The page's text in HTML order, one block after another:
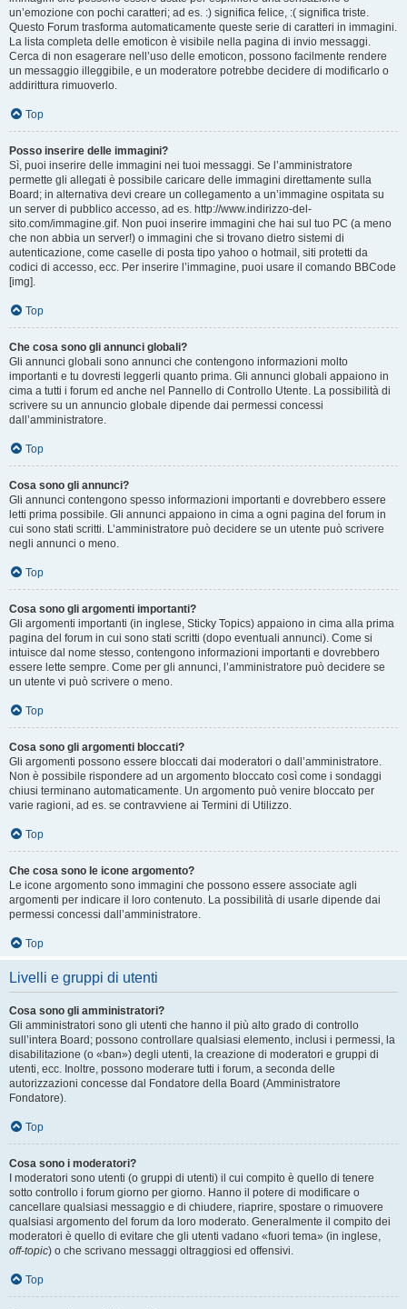
un’emozione con pochi caratteri; ad es. :) significa felice, :( significa triste.
Questo Forum trasforma automaticamente queste serie di caratteri in immagini.
La lista completa delle emoticon è visibile nella pagina di invio messaggi.
Cerca di non esagerare nell’uso delle emoticon, possono facilmente rendere
un messaggio illeggibile, e un moderatore potrebbe decidere di modificarlo o
addirittura rimuoverlo.
Top
Posso inserire delle immagini?
Sì, puoi inserire delle immagini nei tuoi messaggi. Se l’amministratore
permette gli allegati è possibile caricare delle immagini direttamente sulla
Board; in alternativa devi creare un collegamento a un’immagine ospitata su
un server di pubblico accesso, ad es. http://www.indirizzo-del-
sito.com/immagine.gif. Non puoi inserire immagini che hai sul tuo PC (a meno
che non abbia un server!) o immagini che si trovano dietro sistemi di
autenticazione, come caselle di posta tipo yahoo o hotmail, siti protetti da
codici di accesso, ecc. Per inserire l’immagine, puoi usare il comando BBCode
[img].
Top
Che cosa sono gli annunci globali?
Gli annunci globali sono annunci che contengono informazioni molto
importanti e tu dovresti leggerli quanto prima. Gli annunci globali appaiono in
cima a tutti i forum ed anche nel Pannello di Controllo Utente. La possibilità di
scrivere su un annuncio globale dipende dai permessi concessi
dall’amministratore.
Top
Cosa sono gli annunci?
Gli annunci contengono spesso informazioni importanti e dovrebbero essere
letti prima possibile. Gli annunci appaiono in cima a ogni pagina del forum in
cui sono stati scritti. L’amministratore può decidere se un utente può scrivere
negli annunci o meno.
Top
Cosa sono gli argomenti importanti?
Gli argomenti importanti (in inglese, Sticky Topics) appaiono in cima alla prima
pagina del forum in cui sono stati scritti (dopo eventuali annunci). Come si
intuisce dal nome stesso, contengono informazioni importanti e dovrebbero
essere lette sempre. Come per gli annunci, l’amministratore può decidere se
un utente vi può scrivere o meno.
Top
Cosa sono gli argomenti bloccati?
Gli argomenti possono essere bloccati dai moderatori o dall’amministratore.
Non è possibile rispondere ad un argomento bloccato così come i sondaggi
chiusi terminano automaticamente. Un argomento può venire bloccato per
varie ragioni, ad es. se contravviene ai Termini di Utilizzo.
Top
Che cosa sono le icone argomento?
Le icone argomento sono immagini che possono essere associate agli
argomenti per indicare il loro contenuto. La possibilità di usarle dipende dai
permessi concessi dall’amministratore.
Top
Livelli e gruppi di utenti
Cosa sono gli amministratori?
Gli amministratori sono gli utenti che hanno il più alto grado di controllo
sull’intera Board; possono controllare qualsiasi elemento, inclusi i permessi, la
disabilitazione (o «ban») degli utenti, la creazione di moderatori e gruppi di
utenti, ecc. Inoltre, possono moderare tutti i forum, a seconda delle
autorizzazioni concesse dal Fondatore della Board (Amministratore
Fondatore).
Top
Cosa sono i moderatori?
I moderatori sono utenti (o gruppi di utenti) il cui compito è quello di tenere
sotto controllo i forum giorno per giorno. Hanno il potere di modificare o
cancellare qualsiasi messaggio e di chiudere, riaprire, spostare o rimuovere
qualsiasi argomento del forum da loro moderato. Generalmente il compito dei
moderatori è quello di evitare che gli utenti vadano «fuori tema» (in inglese,
off-topic) o che scrivano messaggi oltraggiosi ed offensivi.
Top